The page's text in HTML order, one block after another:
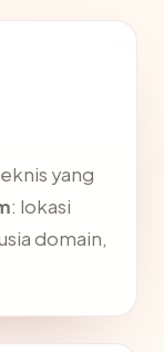
yang
: lokasi
domain,